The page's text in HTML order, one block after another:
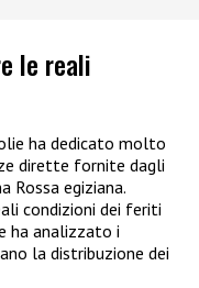
le reali
ha dedicato molto
dirette fornite dagli
Rossa egiziana.
condizioni dei feriti
ha analizzato i
la distribuzione dei